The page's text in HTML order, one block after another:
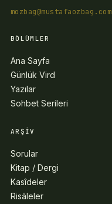
mozbag@mustafaozbag.com
BÖLÜMLER
Ana Sayfa
Günlük Vird
Yazılar
Sohbet Serileri
ARŞIV
Sorular
Kitap / Dergi
Kasîdeler
Risâleler